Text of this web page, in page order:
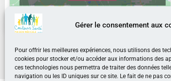
Gérer le consentement aux
Pour offrir les meilleures expériences, nous utilisons des
cookies pour stocker et/ou accéder aux informations des
ces technologies nous permettra de traiter des données
navigation ou les ID uniques sur ce site. Le fait de ne pas